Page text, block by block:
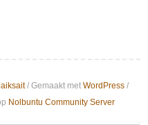
/ Gemaakt met WordPress/
Nolbuntu Community Server